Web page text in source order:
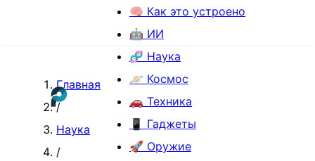
🧠 Как это устроено
🤖 ИИ
🧬 Наука
🪐 Космос
🚗 Техника
📱 Гаджеты
🚀 Оружие
Главная
/
Наука
/